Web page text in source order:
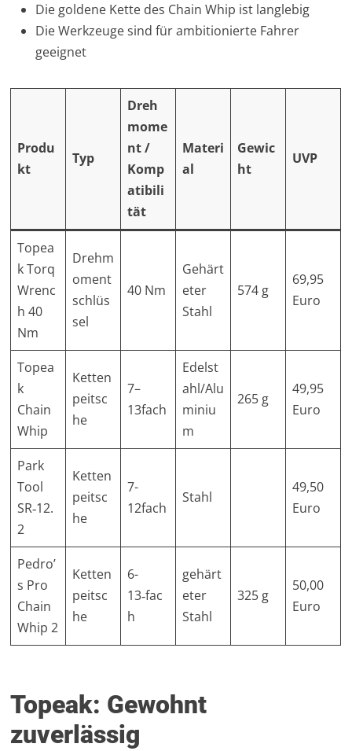
Die goldene Kette des Chain Whip ist langlebig
Die Werkzeuge sind für ambitionierte Fahrer
geeignet
Produ
kt
Typ
Dreh
mome
nt /
Komp
atibili
tät
Materi
al
Gewic
ht
UVP
Topea
k Torq
Wrenc
h 40
Nm
Drehm
oment
schlüs
sel
40 Nm
Gehärt
eter
Stahl
574 g
69,95
Euro
Topea
k
Chain
Whip
Ketten
peitsc
he
7–
13fach
Edelst
ahl/Alu
miniu
m
265 g
49,95
Euro
Park
Tool
SR‑12.
2
Ketten
peitsc
he
7-
12fach
Stahl
49,50
Euro
Pedro’
s Pro
Chain
Whip 2
Ketten
peitsc
he
6-
13‑fac
h
gehärt
eter
Stahl
325 g
50,00
Euro
Topeak: Gewohnt
zuverlässig